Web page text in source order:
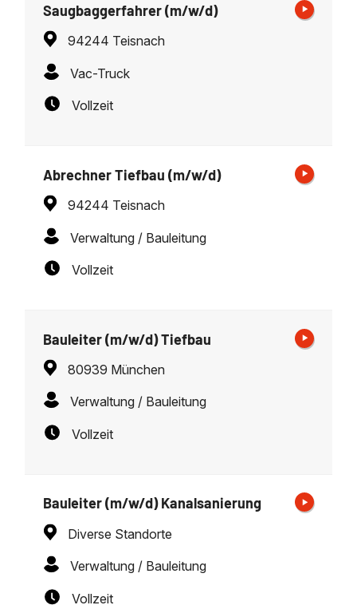
Saugbaggerfahrer (m/w/d)
94244 Teisnach
Vac-Truck
Vollzeit
Abrechner Tiefbau (m/w/d)
94244 Teisnach
Verwaltung / Bauleitung
Vollzeit
Bauleiter (m/w/d) Tiefbau
80939 München
Verwaltung / Bauleitung
Vollzeit
Bauleiter (m/w/d) Kanalsanierung
Diverse Standorte
Verwaltung / Bauleitung
Vollzeit